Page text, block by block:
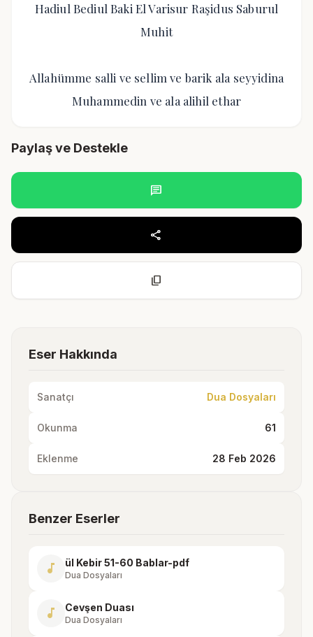
Hadiul Bediul Baki El Varisur Raşidus Saburul
Muhit
Allahümme salli ve sellim ve barik ala seyyidina
Muhammedin ve ala alihil ethar
Paylaş ve Destekle
chat
share
content_copy
Eser Hakkında
Sanatçı Dua Dosyaları
Okunma 61
Eklenme 28 Feb 2026
Benzer Eserler
music_note ül Kebir 51-60 Bablar-pdf
Dua Dosyaları
music_note Cevşen Duası
Dua Dosyaları